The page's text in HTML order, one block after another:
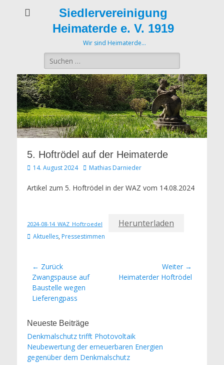
Siedlervereinigung
Heimaterde e. V. 1919
Wir sind Heimaterde…
Suche
nach:
5. Hoftrödel auf der Heimaterde
Veröffentlicht
14. August 2024 Autor
Mathias Darnieder
Artikel zum 5. Hoftrödel in der WAZ vom 14.08.2024
2024-08-14_WAZ_Hoftroedel Herunterladen
Kategorien
Aktuelles, Pressestimmen
Beitrags-
Navigation
← Zurück
Vorheriger
Beitrag:
Zwangspause auf
Baustelle wegen
Lieferengpass
Weiter →
Nächster
Heimaterder Hoftrödel
Neueste Beiträge
Denkmalschutz trifft Photovoltaik
Neubewertung der erneuerbaren Energien
gegenüber dem Denkmalschutz